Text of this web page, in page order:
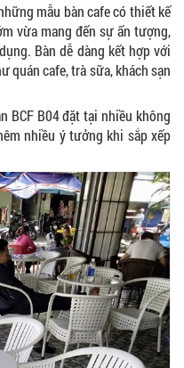
mẫu bàn cafe có thiết kế
vừa mang đến sự ấn tượng,
Bàn dễ dàng kết hợp với
quán cafe, trà sữa, khách sạn
BCF B04 đặt tại nhiều không
nhiều ý tưởng khi sắp xếp